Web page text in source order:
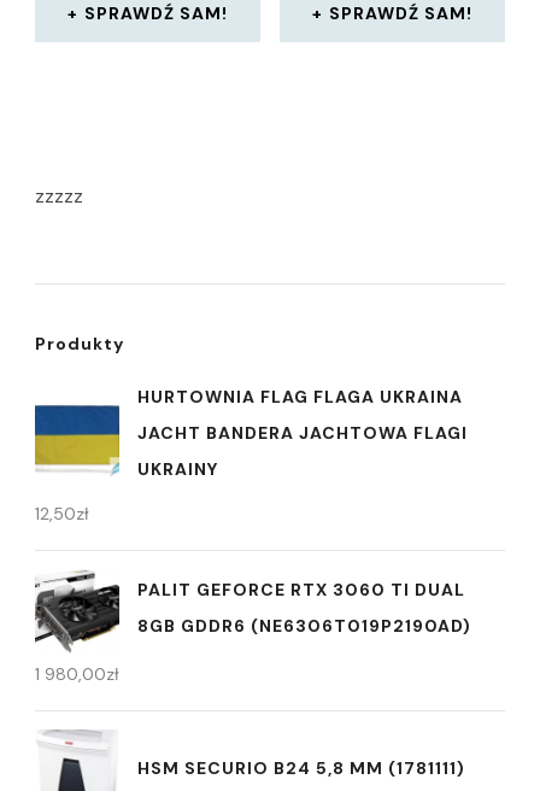
SPRAWDŹ SAM! SPRAWDŹ SAM!
zzzzz
Produkty
HURTOWNIA FLAG FLAGA UKRAINA
JACHT BANDERA JACHTOWA FLAGI
UKRAINY
12,50zł
PALIT GEFORCE RTX 3060 TI DUAL
8GB GDDR6 (NE6306T019P2190AD)
1 980,00zł
HSM SECURIO B24 5,8 MM (1781111)